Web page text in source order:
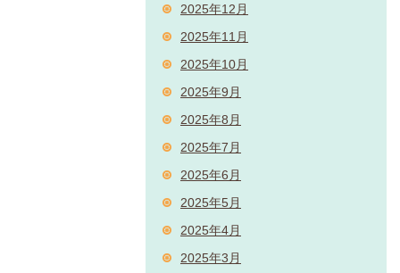
2025年12月
2025年11月
2025年10月
2025年9月
2025年8月
2025年7月
2025年6月
2025年5月
2025年4月
2025年3月